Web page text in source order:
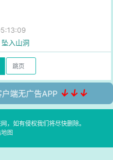
入山洞
端无广告APP ↓↓↓
，如有侵权我们将尽快删除。
图